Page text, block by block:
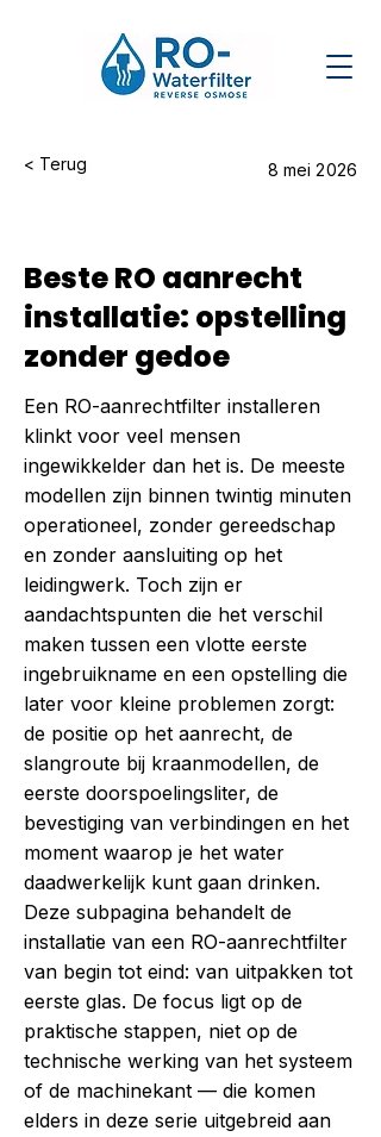
< Terug 8 mei 2026
Beste RO aanrecht
installatie: opstelling
zonder gedoe
Een RO-aanrechtfilter installeren
klinkt voor veel mensen
ingewikkelder dan het is. De meeste
modellen zijn binnen twintig minuten
operationeel, zonder gereedschap
en zonder aansluiting op het
leidingwerk. Toch zijn er
aandachtspunten die het verschil
maken tussen een vlotte eerste
ingebruikname en een opstelling die
later voor kleine problemen zorgt:
de positie op het aanrecht, de
slangroute bij kraanmodellen, de
eerste doorspoelingsliter, de
bevestiging van verbindingen en het
moment waarop je het water
daadwerkelijk kunt gaan drinken.
Deze subpagina behandelt de
installatie van een RO-aanrechtfilter
van begin tot eind: van uitpakken tot
eerste glas. De focus ligt op de
praktische stappen, niet op de
technische werking van het systeem
of de machinekant — die komen
elders in deze serie uitgebreid aan